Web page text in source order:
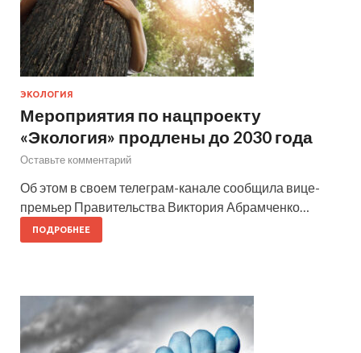
ЭКОЛОГИЯ
Мероприятия по нацпроекту
«Экология» продлены до 2030 года
Оставьте комментарий
Об этом в своем телеграм-канале сообщила вице-
премьер Правительства Виктория Абрамченко…
ПОДРОБНЕЕ